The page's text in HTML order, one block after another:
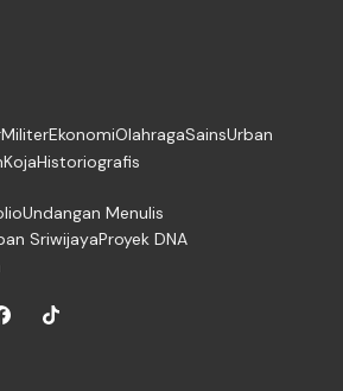
MiliterEkonomiOlahragaSainsUrban
KojaHistoriografis
Undangan Menulis
SriwijayaProyek DNA